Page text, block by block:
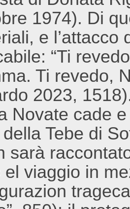
1974). Di
e
“Ti
Ti revedo,
2023,
Novate cade
Tebe di
sarà
el viaggio in